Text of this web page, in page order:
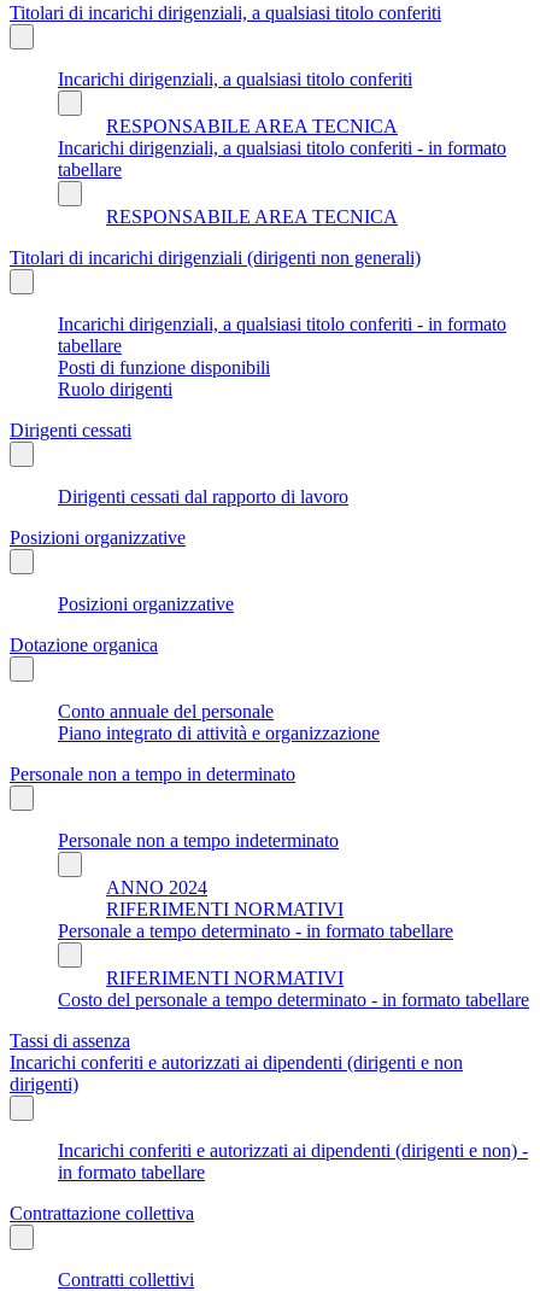
Titolari di incarichi dirigenziali, a qualsiasi titolo conferiti
Incarichi dirigenziali, a qualsiasi titolo conferiti
RESPONSABILE AREA TECNICA
Incarichi dirigenziali, a qualsiasi titolo conferiti - in formato
tabellare
RESPONSABILE AREA TECNICA
Titolari di incarichi dirigenziali (dirigenti non generali)
Incarichi dirigenziali, a qualsiasi titolo conferiti - in formato
tabellare
Posti di funzione disponibili
Ruolo dirigenti
Dirigenti cessati
Dirigenti cessati dal rapporto di lavoro
Posizioni organizzative
Posizioni organizzative
Dotazione organica
Conto annuale del personale
Piano integrato di attività e organizzazione
Personale non a tempo in determinato
Personale non a tempo indeterminato
ANNO 2024
RIFERIMENTI NORMATIVI
Personale a tempo determinato - in formato tabellare
RIFERIMENTI NORMATIVI
Costo del personale a tempo determinato - in formato tabellare
Tassi di assenza
Incarichi conferiti e autorizzati ai dipendenti (dirigenti e non
dirigenti)
Incarichi conferiti e autorizzati ai dipendenti (dirigenti e non) -
in formato tabellare
Contrattazione collettiva
Contratti collettivi